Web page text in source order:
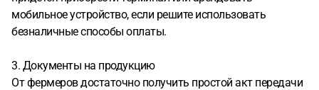
мобильное устройство, если решите использовать
безналичные способы оплаты.
3. Документы на продукцию
От фермеров достаточно получить простой акт передачи